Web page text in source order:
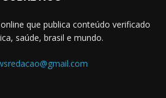
que publica conteúdo verificado
saúde, brasil e mundo.